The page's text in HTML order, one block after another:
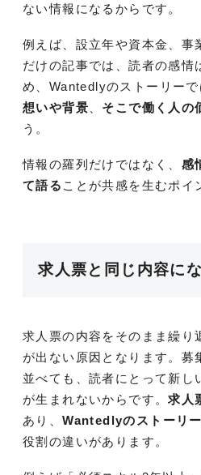
ない情報になるからです。
例えば、設立年や資本金、事
だけの記事では、読者の感情
め、Wantedlyのストーリーで
想いや背景
そこで働く人の
う。
情報の羅列だけではなく、 感
て語る ことが共感を生むポイ
求人票と同じ内容に
求人票の内容をそのまま繰り
が出ない原因となります。募
並べても、読者にとって新し
が生まれないからです。求人
あり、Wantedlyのストーリ
役割の違いがあります。